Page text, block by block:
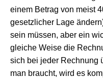
einem Betrag von meist
gesetzlicher Lage
sein müssen, aber ein
gleiche Weise die
sich bei jeder Rechnung
man braucht, wird es